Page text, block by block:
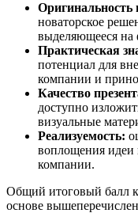
Оригинальность
новаторское
выделяющееся
Практическая
потенциал для
компании и
Качество
доступно
визуальные
Реализуемость:
воплощения идеи
компании.
Общий итоговый балл
основе